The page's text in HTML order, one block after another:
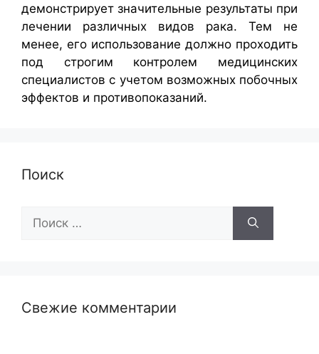
демонстрирует значительные результаты при
лечении различных видов рака. Тем не
менее, его использование должно проходить
под строгим контролем медицинских
специалистов с учетом возможных побочных
эффектов и противопоказаний.
Поиск
Свежие комментарии